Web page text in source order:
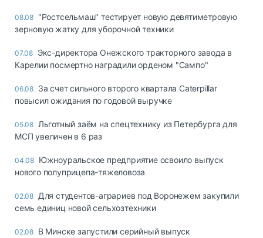
08.08 "Ростсельмаш" тестирует новую девятиметровую
зерновую жатку для уборочной техники
07.08 Экс-директора Онежского тракторного завода в
Карелии посмертно наградили орденом "Сампо"
06.08 За счет сильного второго квартала Caterpillar
повысил ожидания по годовой выручке
05.08 Льготный заём на спецтехнику из Петербурга для
МСП увеличен в 6 раз
04.08 Южноуральское предприятие освоило выпуск
нового полуприцепа-тяжеловоза
02.08 Для студентов-аграриев под Воронежем закупили
семь единиц новой сельхозтехники
02.08 В Минске запустили серийный выпуск